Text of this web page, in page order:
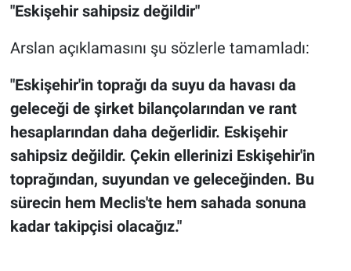
"Eskişehir sahipsiz değildir"
Arslan açıklamasını şu sözlerle tamamladı:
"Eskişehir'in toprağı da suyu da havası da
geleceği de şirket bilançolarından ve rant
hesaplarından daha değerlidir. Eskişehir
sahipsiz değildir. Çekin ellerinizi Eskişehir'in
toprağından, suyundan ve geleceğinden. Bu
sürecin hem Meclis'te hem sahada sonuna
kadar takipçisi olacağız."